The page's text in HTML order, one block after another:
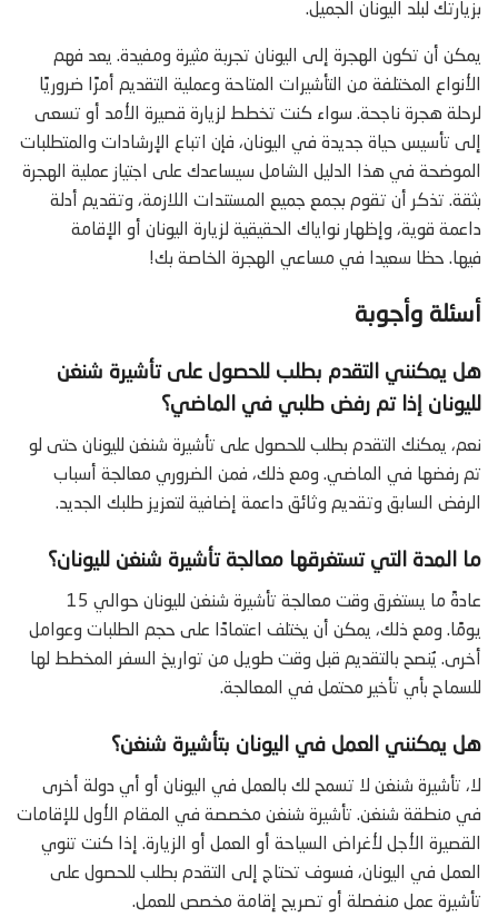
بزيارتك لبلد اليونان الجميل.
يمكن أن تكون الهجرة إلى اليونان تجربة مثيرة ومفيدة. يعد فهم
الأنواع المختلفة من التأشيرات المتاحة وعملية التقديم أمرًا ضروريًا
لرحلة هجرة ناجحة. سواء كنت تخطط لزيارة قصيرة الأمد أو تسعى
إلى تأسيس حياة جديدة في اليونان، فإن اتباع الإرشادات والمتطلبات
الموضحة في هذا الدليل الشامل سيساعدك على اجتياز عملية الهجرة
بثقة. تذكر أن تقوم بجمع جميع المستندات اللازمة، وتقديم أدلة
داعمة قوية، وإظهار نواياك الحقيقية لزيارة اليونان أو الإقامة
فيها. حظا سعيدا في مساعي الهجرة الخاصة بك!
أسئلة وأجوبة
هل يمكنني التقدم بطلب للحصول على تأشيرة شنغن
لليونان إذا تم رفض طلبي في الماضي؟
نعم، يمكنك التقدم بطلب للحصول على تأشيرة شنغن لليونان حتى لو
تم رفضها في الماضي. ومع ذلك، فمن الضروري معالجة أسباب
الرفض السابق وتقديم وثائق داعمة إضافية لتعزيز طلبك الجديد.
ما المدة التي تستغرقها معالجة تأشيرة شنغن لليونان؟
عادةً ما يستغرق وقت معالجة تأشيرة شنغن لليونان حوالي 15
يومًا. ومع ذلك، يمكن أن يختلف اعتمادًا على حجم الطلبات وعوامل
أخرى. يُنصح بالتقديم قبل وقت طويل من تواريخ السفر المخطط لها
للسماح بأي تأخير محتمل في المعالجة.
هل يمكنني العمل في اليونان بتأشيرة شنغن؟
لا، تأشيرة شنغن لا تسمح لك بالعمل في اليونان أو أي دولة أخرى
في منطقة شنغن. تأشيرة شنغن مخصصة في المقام الأول للإقامات
القصيرة الأجل لأغراض السياحة أو العمل أو الزيارة. إذا كنت تنوي
العمل في اليونان، فسوف تحتاج إلى التقدم بطلب للحصول على
تأشيرة عمل منفصلة أو تصريح إقامة مخصص للعمل.